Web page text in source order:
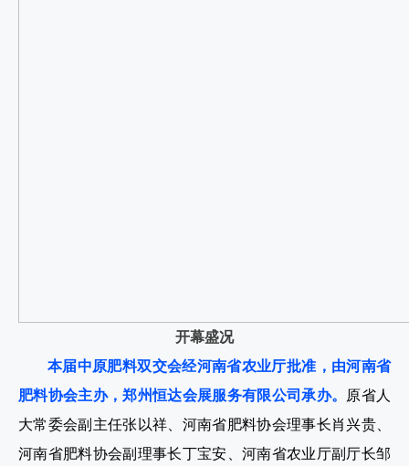
开幕盛况
本届中原肥料双交会经河南省农业厅批准，由河南省
肥料协会主办，郑州恒达会展服务有限公司承办。 原省人
大常委会副主任张以祥、河南省肥料协会理事长肖兴贵、
河南省肥料协会副理事长丁宝安、河南省农业厅副厅长邹